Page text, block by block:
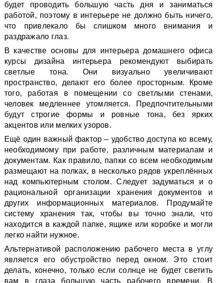
будет проводить большую часть дня и заниматься
работой, поэтому в интерьере не должно быть ничего,
что привлекало бы слишком много внимания и
раздражало глаз.
В качестве основы для интерьера домашнего офиса
курсы дизайна интерьера рекомендуют выбирать
светлые тона. Они визуально увеличивают
пространство, делают его более просторным. Кроме
того, работая в помещении со светлыми стенами,
человек медленнее утомляется. Предпочтительными
будут строгие формы и ровные тона, без ярких
акцентов или мелких узоров.
Ещё один важный фактор – удобство доступа ко всему,
необходимому при работе, различным материалам и
документам. Как правило, папки со всем необходимым
размещают на полках, в несколько рядов укреплённых
над компьютерным столом. Следует задуматься и о
рациональной организации хранения документов и
других информационных материалов. Продумайте
систему хранения так, чтобы вы точно знали, что
находится в каждой папке, ящике или коробке и могли
легко найти нужное.
Альтернативой расположению рабочего места в углу
является его обустройство перед окном. Это стоит
делать, конечно, только если солнце не будет светить
вам в глаза большую часть рабочего времени. В